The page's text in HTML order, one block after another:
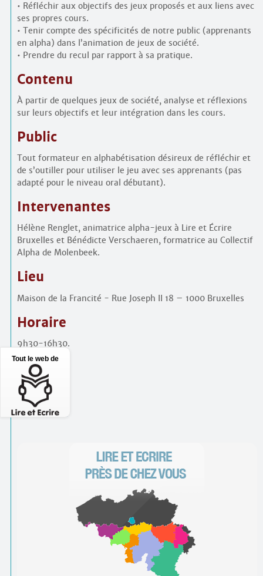
• Réfléchir aux objectifs des jeux proposés et aux liens avec
ses propres cours.
• Tenir compte des spécificités de notre public (apprenants
en alpha) dans l’animation de jeux de société.
• Prendre du recul par rapport à sa pratique.
Contenu
À partir de quelques jeux de société, analyse et réflexions
sur leurs objectifs et leur intégration dans les cours.
Public
Tout formateur en alphabétisation désireux de réfléchir et
de s’outiller pour utiliser le jeu avec ses apprenants (pas
adapté pour le niveau oral débutant).
Intervenantes
Hélène Renglet, animatrice alpha-jeux à Lire et Écrire
Bruxelles et Bénédicte Verschaeren, formatrice au Collectif
Alpha de Molenbeek.
Lieu
Maison de la Francité - Rue Joseph II 18 – 1000 Bruxelles
Horaire
9h30-16h30.
PAF
50€.
Inscription…
Tout le web de